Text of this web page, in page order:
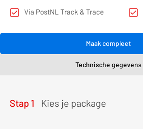
Via PostNL Track & Trace
Maak compleet
Technische gegevens
Stap 1 Kies je package